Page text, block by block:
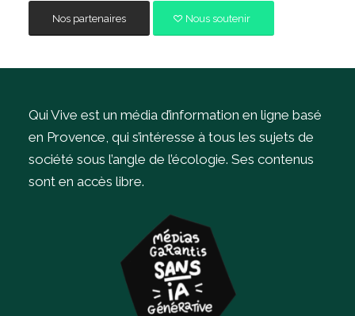
Nos partenaires Nous soutenir
Qui Vive est un média d’information en ligne basé
en Provence, qui s’intéresse à tous les sujets de
société sous l’angle de l’écologie. Ses contenus
sont en accès libre.